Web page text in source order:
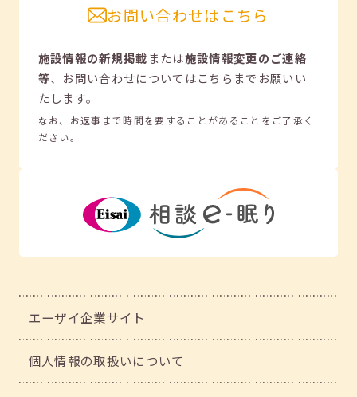
お問い合わせはこちら
施設情報の新規掲載または施設情報変更のご連絡
等、 お問い合わせについてはこちらまでお願いい
たします。
なお、お返事まで時間を要することがあることをご了承く
ださい。
エーザイ企業サイト
個人情報の取扱いについて